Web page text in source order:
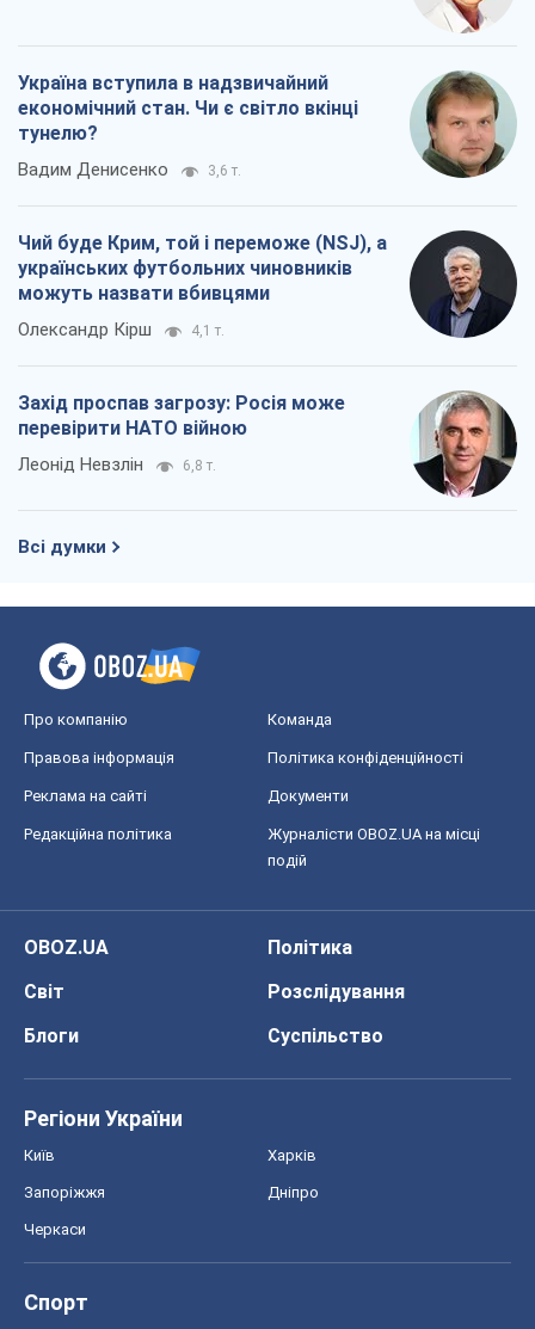
Україна вступила в надзвичайний
економічний стан. Чи є світло вкінці
тунелю?
Вадим Денисенко 3,6 т.
Чий буде Крим, той і переможе (NSJ), а
українських футбольних чиновників
можуть назвати вбивцями
Олександр Кірш 4,1 т.
Захід проспав загрозу: Росія може
перевірити НАТО війною
Леонід Невзлін 6,8 т.
Всі думки
Про компанію Команда
Правова інформація Політика конфіденційності
Реклама на сайті Документи
Редакційна політика
Журналісти OBOZ.UA на місці
подій
OBOZ.UA
Політика
Світ
Розслідування
Блоги
Суспільство
Регіони України
Київ Харків
Запоріжжя Дніпро
Черкаси
Спорт